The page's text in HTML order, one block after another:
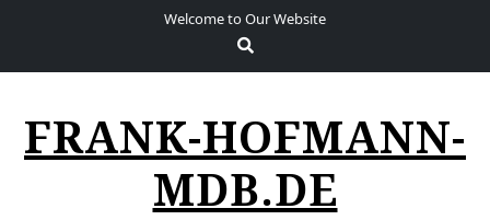
Welcome to Our Website
FRANK-HOFMANN-
MDB.DE